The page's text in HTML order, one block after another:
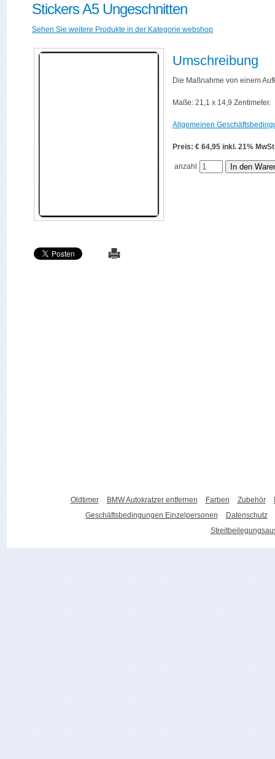
Stickers A5 Ungeschnitten
Sehen Sie weitere Produkte in der Kategorie webshop
Umschreibung
Die Maßnahme von einem
Maße: 21,1 x 14,9 Zentimeter.
Allgemeinen
Preis: € 64,95 inkl. 21%
anzahl
Oldtimer BMW Autokratzer entfernen Farben Zubehör
Geschäftsbedingungen Einzelpersonen
Datenschutz